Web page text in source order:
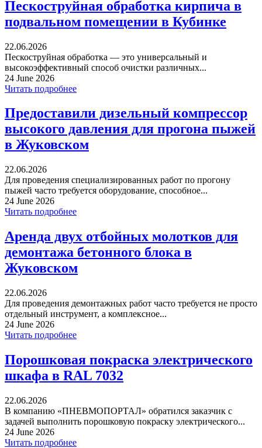
Пескоструйная обработка кирпича в
подвальном помещении в Кубинке
22.06.2026
Пескоструйная обработка — это универсальный и
высокоэффективный способ очистки различных...
24 June 2026
Читать подробнее
Предоставили дизельный компрессор
высокого давления для прогона пыжей
в Жуковском
22.06.2026
Для проведения специализированных работ по прогону
пыжей часто требуется оборудование, способное...
24 June 2026
Читать подробнее
Аренда двух отбойных молотков для
демонтажа бетонного блока в
Жуковском
22.06.2026
Для проведения демонтажных работ часто требуется не просто
отдельный инструмент, а комплексное...
24 June 2026
Читать подробнее
Порошковая покраска электрического
шкафа в RAL 7032
22.06.2026
В компанию «ПНЕВМОПОРТАЛ» обратился заказчик с
задачей выполнить порошковую покраску электрического...
24 June 2026
Читать подробнее